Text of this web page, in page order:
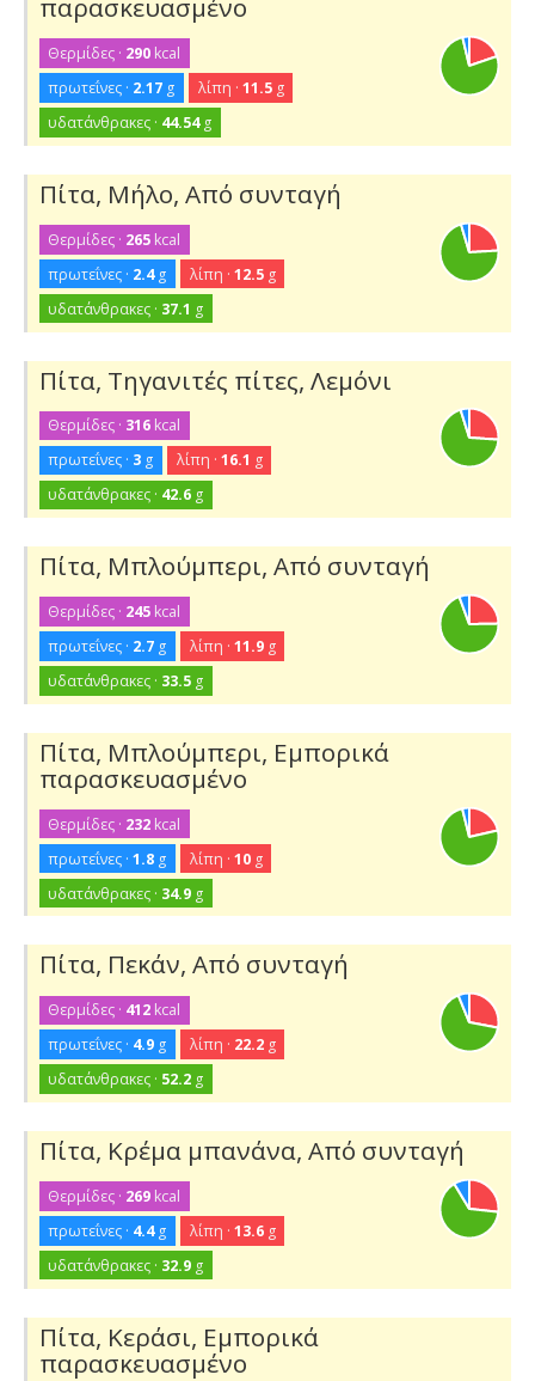
παρασκευασμένο
Θερμίδες · 290 kcal
πρωτεΐνες · 2.17 g λίπη · 11.5g
υδατάνθρακες · 44.54g
Πίτα, Μήλο, Από συνταγή
Θερμίδες · 265 kcal
πρωτεΐνες · 2.4g λίπη · 12.5g
υδατάνθρακες · 37.1 g
Πίτα, Τηγανιτές πίτες, Λεμόνι
Θερμίδες · 316 kcal
πρωτεΐνες · 3 g λίπη · 16.1 g
υδατάνθρακες · 42.6 g
Πίτα, Μπλούμπερι, Από συνταγή
Θερμίδες · 245 kcal
πρωτεΐνες · 2.7 g λίπη · 11.9g
υδατάνθρακες · 33.5 g
Πίτα, Μπλούμπερι, Εμπορικά
παρασκευασμένο
Θερμίδες · 232 kcal
πρωτεΐνες ·1.8 g λίπη · 10g
υδατάνθρακες · 34.9 g
Πίτα, Πεκάν, Από συνταγή
Θερμίδες · 412 kcal
πρωτεΐνες · 4.9 g λίπη · 22.2g
υδατάνθρακες · 52.2 g
Πίτα, Κρέμα μπανάνα, Από συνταγή
Θερμίδες · 269 kcal
πρωτεΐνες · 4.4g λίπη · 13.6g
υδατάνθρακες · 32.9 g
Πίτα, Κεράσι, Εμπορικά
παρασκευασμένο